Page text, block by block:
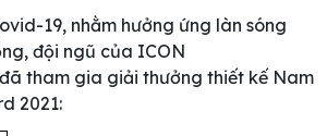
19, nhằm hưởng ứng làn sóng
đội ngũ của ICON
đã tham gia giải thưởng thiết kế Nam
2021: